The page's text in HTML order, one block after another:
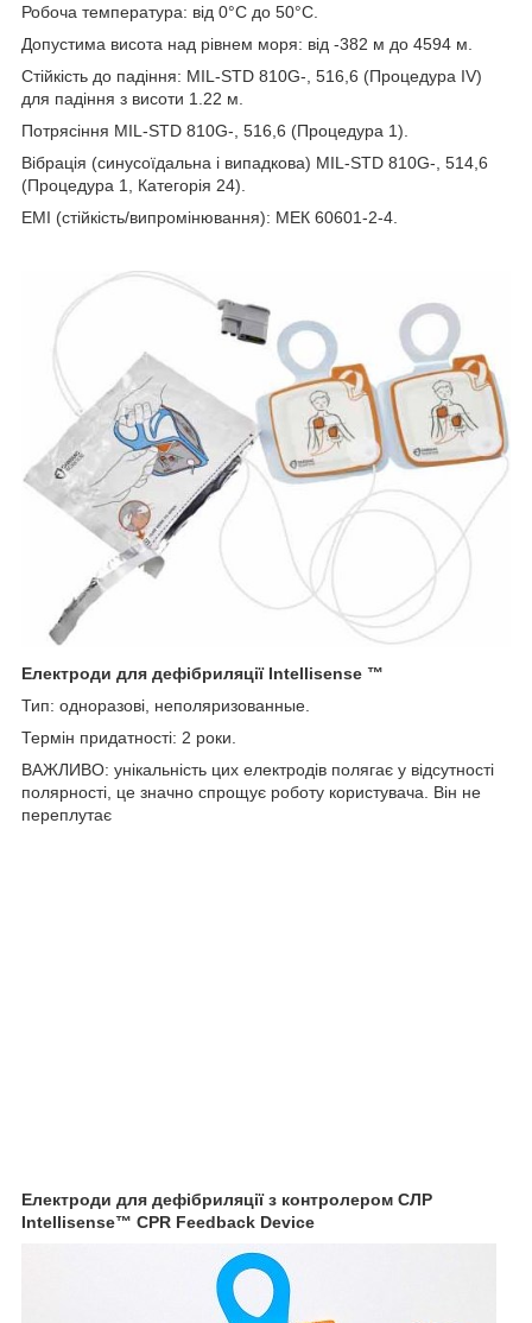
Робоча температура: від 0°С до 50°С.
Допустима висота над рівнем моря: від -382 м до 4594 м.
Стійкість до падіння: MIL-STD 810G-, 516,6 (Процедура IV)
для падіння з висоти 1.22 м.
Потрясіння MIL-STD 810G-, 516,6 (Процедура 1).
Вібрація (синусоїдальна і випадкова) MIL-STD 810G-, 514,6
(Процедура 1, Категорія 24).
EMI (стійкість/випромінювання): МЕК 60601-2-4.
Електроди для дефібриляції Intellisense ™
Тип: одноразові, неполяризованные.
Термін придатності: 2 роки.
ВАЖЛИВО: унікальність цих електродів полягає у відсутності
полярності, це значно спрощує роботу користувача. Він не
переплутає
Електроди для дефібриляції з контролером СЛР
Intellisense™ CPR Feedback Device